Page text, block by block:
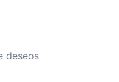
deseos